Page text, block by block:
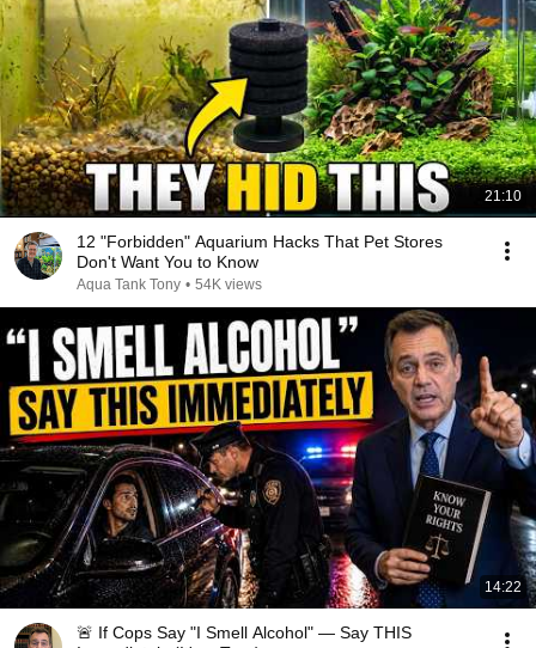
21:10
12 "Forbidden" Aquarium Hacks That Pet Stores
Don't Want You to Know
Aqua Tank Tony • 54K views
14:22
🚨 If Cops Say "I Smell Alcohol" — Say THIS